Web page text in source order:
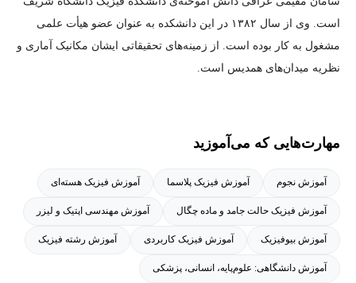
است. وی از سال ۱۳۸۲ در این دانشکده به عنوان عضو هیأت علمی
مشغول به کار بوده است. از زمینه‌های تحقیقاتی ایشان مکانیک آماری و
نظریه میدان‌های همدیس است.
مهارت‌هایی که می‌آموزید
آموزش نجوم آموزش فیزیک پلاسما آموزش فیزیک هسته‌ای
آموزش فیزیک حالت جامد و ماده چگال آموزش مهندسی اپتیک و لیزر
آموزش بیوفیزیک آموزش فیزیک کاربردی آموزش رشته فیزیک
آموزش دانشگاهی: علوم‌پایه، انسانی، پزشکی